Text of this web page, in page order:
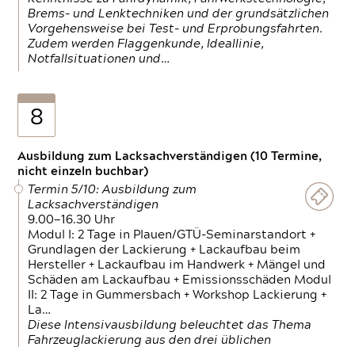
Brems- und Lenktechniken und der grundsätzlichen
Vorgehensweise bei Test- und Erprobungsfahrten.
Zudem werden Flaggenkunde, Ideallinie,
Notfallsituationen und…
8
Ausbildung zum Lacksachverständigen (10 Termine,
nicht einzeln buchbar)
Termin 5/10: Ausbildung zum
Lacksachverständigen
9.00—16.30 Uhr
Modul I: 2 Tage in Plauen/GTÜ-Seminarstandort +
Grundlagen der Lackierung + Lackaufbau beim
Hersteller + Lackaufbau im Handwerk + Mängel und
Schäden am Lackaufbau + Emissionsschäden Modul
II: 2 Tage in Gummersbach + Workshop Lackierung +
La…
Diese Intensivausbildung beleuchtet das Thema
Fahrzeuglackierung aus den drei üblichen